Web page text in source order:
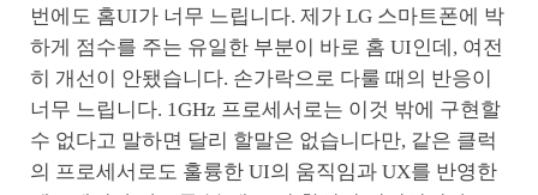
번에도 홈UI가 너무 느립니다. 제가 LG 스마트폰에 박
하게 점수를 주는 유일한 부분이 바로 홈 UI인데, 여전
히 개선이 안됐습니다. 손가락으로 다룰 때의 반응이
너무 느립니다. 1GHz 프로세서로는 이것 밖에 구현할
수 없다고 말하면 달리 할말은 없습니다만, 같은 클럭
의 프로세서로도 훌륭한 UI의 움직임과 UX를 반영한